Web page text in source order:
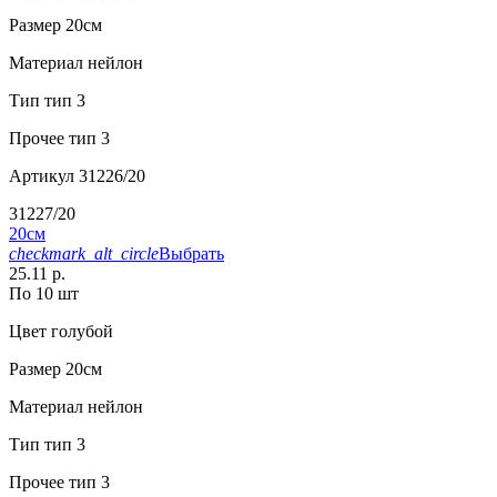
Размер 20см
Материал нейлон
Тип тип 3
Прочее тип 3
Артикул 31226/20
31227/20
20см
checkmark_alt_circleВыбрать
25.11 р.
По 10 шт
Цвет голубой
Размер 20см
Материал нейлон
Тип тип 3
Прочее тип 3